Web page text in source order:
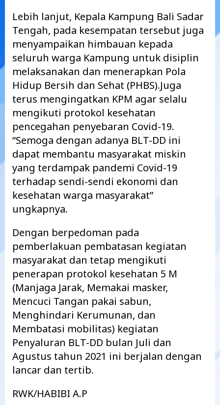
Lebih lanjut, Kepala Kampung Bali Sadar
Tengah, pada kesempatan tersebut juga
menyampaikan himbauan kepada
seluruh warga Kampung untuk disiplin
melaksanakan dan menerapkan Pola
Hidup Bersih dan Sehat (PHBS).Juga
terus mengingatkan KPM agar selalu
mengikuti protokol kesehatan
pencegahan penyebaran Covid-19.
“Semoga dengan adanya BLT-DD ini
dapat membantu masyarakat miskin
yang terdampak pandemi Covid-19
terhadap sendi-sendi ekonomi dan
kesehatan warga masyarakat”
ungkapnya.
Dengan berpedoman pada
pemberlakuan pembatasan kegiatan
masyarakat dan tetap mengikuti
penerapan protokol kesehatan 5 M
(Manjaga Jarak, Memakai masker,
Mencuci Tangan pakai sabun,
Menghindari Kerumunan, dan
Membatasi mobilitas) kegiatan
Penyaluran BLT-DD bulan Juli dan
Agustus tahun 2021 ini berjalan dengan
lancar dan tertib.
RWK/HABIBI A.P